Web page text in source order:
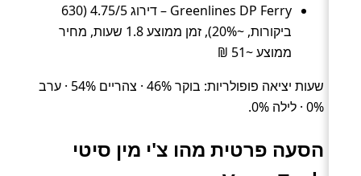
Greenlines DP Ferry – דירוג 4.75/5 (630
ביקורות, ~20%), זמן ממוצע 1.8 שעות, מחיר
ממוצע ~51 ₪
שעות יציאה פופולריות: בוקר 46% · צהריים 54% · ערב
0% · לילה 0%.
הסעה פרטית מהו צ'י מין סיטי